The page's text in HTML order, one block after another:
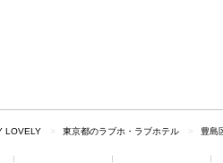
LOVELY 東京都のラブホ・ラブホテル 豊島